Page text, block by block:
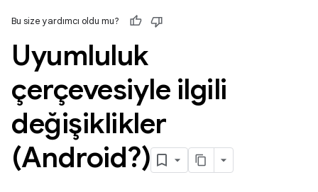
Bu size yardımcı oldu mu?
Uyumluluk
çerçevesiyle ilgili
değişiklikler
(Android?)